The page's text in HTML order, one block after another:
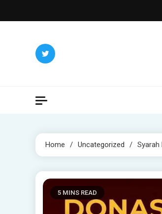
to
Home Uncategorized Syarah
5 MINS READ